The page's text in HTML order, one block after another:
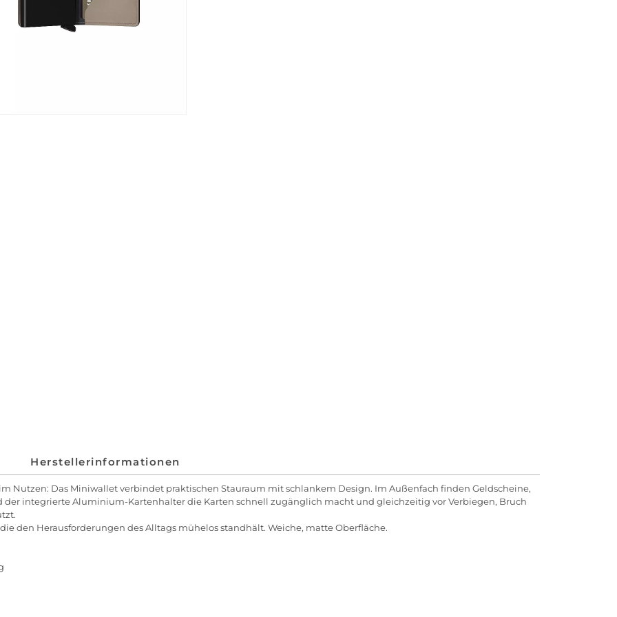
Herstellerinformationen
Nutzen: Das Miniwallet verbindet praktischen Stauraum mit schlankem Design. Im Außenfach finden Geldscheine,
der integrierte Aluminium-Kartenhalter die Karten schnell zugänglich macht und gleichzeitig vor Verbiegen, Bruch
den Herausforderungen des Alltags mühelos standhält. Weiche, matte Oberfläche.